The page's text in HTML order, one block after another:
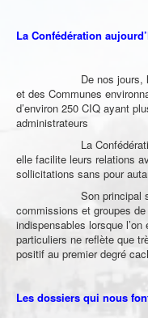
La Confédération
De nos jours, la
et des Communes
d’environ 250 CIQ ayant
administrateurs
La Confédération
elle facilite leurs relations
sollicitations sans pour
Son principal souci
commissions et groupes
indispensables lorsque
particuliers ne reflète que
positif au premier degré
Les dossiers qui nous